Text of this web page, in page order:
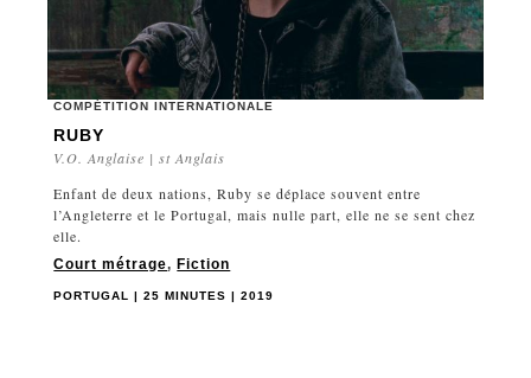
COMPÉTITION INTERNATIONALE
RUBY
V.O. Anglaise | st Anglais
Enfant de deux nations, Ruby se déplace souvent entre
l’Angleterre et le Portugal, mais nulle part, elle ne se sent chez
elle.
Court métrage,Fiction
PORTUGAL | 25 MINUTES | 2019